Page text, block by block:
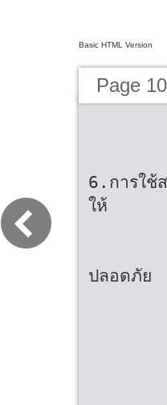
Basic HTML Version
Page
6.การใช้
ให้
ปลอดภัย